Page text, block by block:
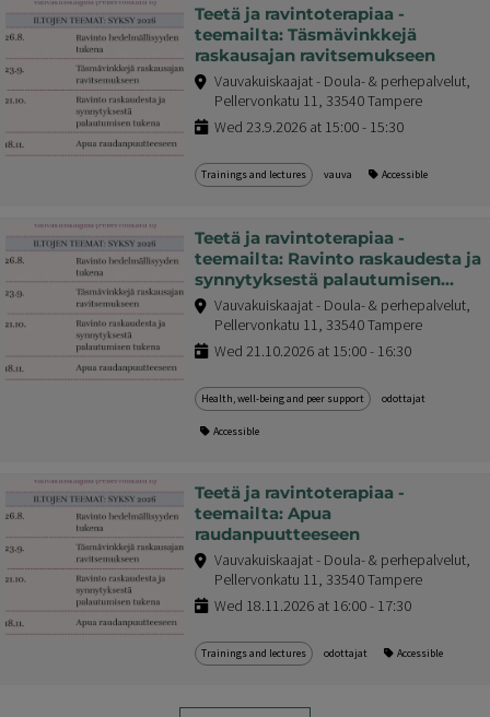
Teetä ja ravintoterapiaa -
teemailta: Täsmävinkkejä
raskausajan ravitsemukseen
Vauvakuiskaajat - Doula- & perhepalvelut,
Pellervonkatu 11, 33540 Tampere
Wed 23.9.2026 at 15:00 - 15:30
Trainings and lectures vauva Accessible
Teetä ja ravintoterapiaa -
teemailta: Ravinto raskaudesta ja
synnytyksestä palautumisen
tukena
Vauvakuiskaajat - Doula- & perhepalvelut,
Pellervonkatu 11, 33540 Tampere
Wed 21.10.2026 at 15:00 - 16:30
Health, well-being and peer support odottajat
Accessible
Teetä ja ravintoterapiaa -
teemailta: Apua
raudanpuutteeseen
Vauvakuiskaajat - Doula- & perhepalvelut,
Pellervonkatu 11, 33540 Tampere
Wed 18.11.2026 at 16:00 - 17:30
Trainings and lectures odottajat Accessible